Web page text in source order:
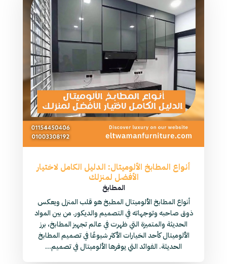
أنواع المطابخ الألوميتال: الدليل الكامل لاختيار
الأفضل لمنزلك
المطابخ
أنواع المطابخ الألوميتال المطبخ هو قلب المنزل ويعكس
ذوق صاحبه وتوجهاته في التصميم والديكور. من بين المواد
الحديثة والمتميزة التي ظهرت في عالم تجهيز المطابخ، برز
الألوميتال كأحد الخيارات الأكثر شيوعًا في تصميم المطابخ
الحديثة. الفوائد التي يوفرها الألوميتال في تصميم...